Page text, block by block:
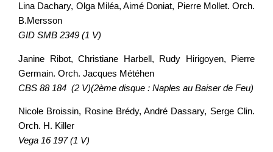
Lina Dachary, Olga Miléa, Aimé Doniat, Pierre Mollet. Orch.
B.Mersson
GID SMB 2349 (1 V)
Janine Ribot, Christiane Harbell, Rudy Hirigoyen, Pierre
Germain. Orch. Jacques Météhen
CBS 88 184 (2 V)(2ème disque : Naples au Baiser de Feu)
Nicole Broissin, Rosine Brédy, André Dassary, Serge Clin.
Orch. H. Killer
Vega 16 197 (1 V)